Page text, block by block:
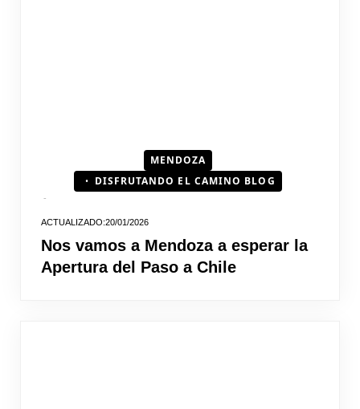
MENDOZA
DISFRUTANDO EL CAMINO BLOG
20/01/2026
Nos vamos a Mendoza a esperar la
Apertura del Paso a Chile